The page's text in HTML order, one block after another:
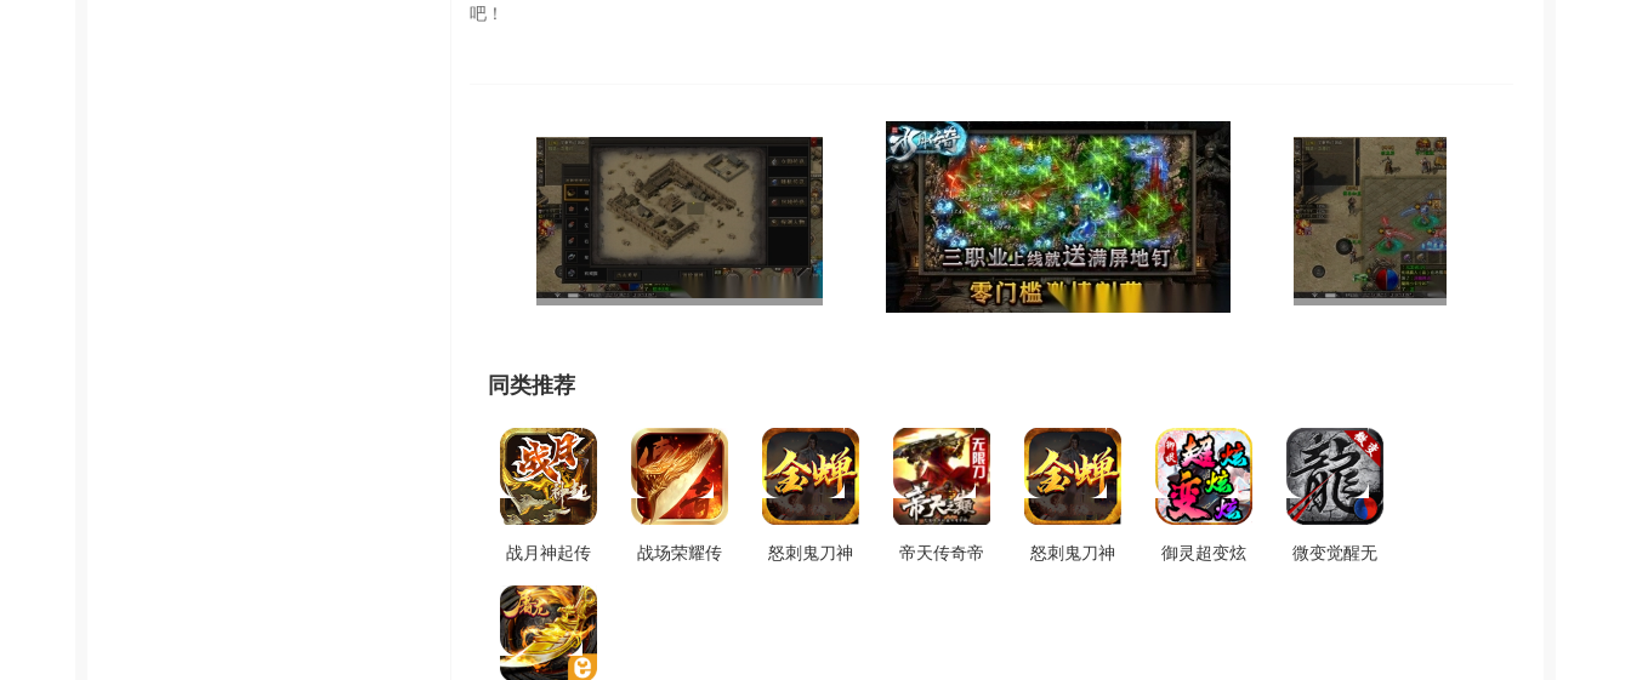
吧！
同类推荐
战月神起传
奇手游免费
版 V1.1.0
战场荣耀传
怒刺鬼刀神
帝天传奇帝
怒刺鬼刀神
御灵超变炫
微变觉醒无